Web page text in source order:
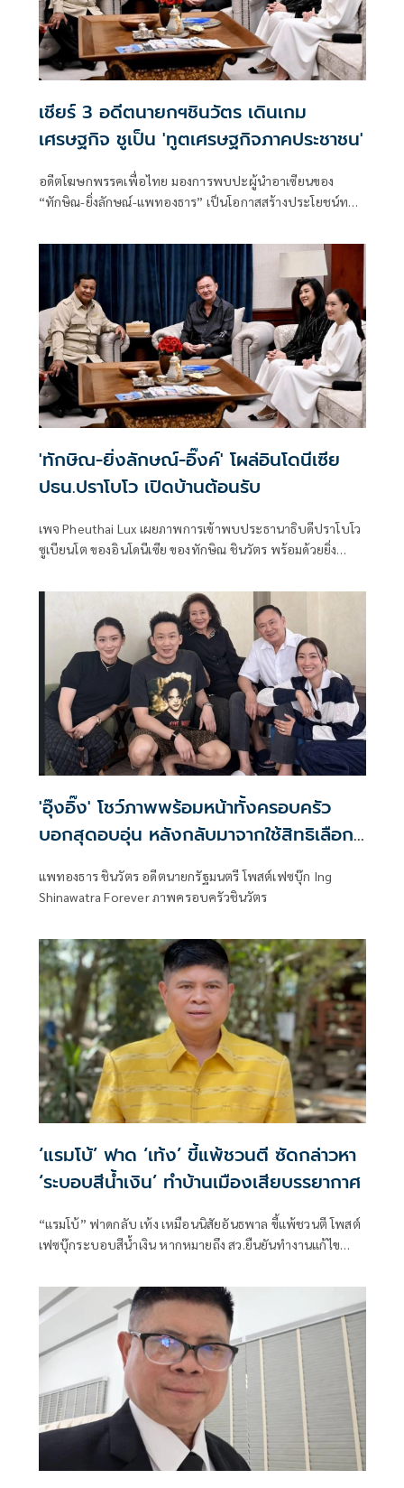
เชียร์ 3 อดีตนายกฯชินวัตร เดินเกม
เศรษฐกิจ ชูเป็น 'ทูตเศรษฐกิจภาคประชาชน'
อดีตโฆษกพรรคเพื่อไทย มองการพบปะผู้นำอาเซียนของ
“ทักษิณ-ยิ่งลักษณ์-แพทองธาร” เป็นโอกาสสร้างประโยชน์ทาง
กชันส่วนตัวช่วยเปิดตลาดใหม่ ดึงการลงทุน พร้อมวอนกลุ่มที่
จับตาเลิกมองด้วยอคติ หันมามองผลลัพธ์ต่อประชาชน
'ทักษิณ-ยิ่งลักษณ์-อิ๊งค์' โผล่อินโดนีเซีย
ปธน.ปราโบโว เปิดบ้านต้อนรับ
เพจ Pheuthai Lux เผยภาพการเข้าพบประธานาธิบดีปราโบโว
ซูเบียนโต ของอินโดนีเซีย ของทักษิณ ชินวัตร พร้อมด้วยยิ่ง
เป็นไปอย่างอบอุ่น มี
'อุ๊งอิ๊ง' โชว์ภาพพร้อมหน้าทั้งครอบครัว
บอกสุดอบอุ่น หลังกลับมาจากใช้สิทธิเลือก
แพทองธาร ชินวัตร อดีตนายกรัฐมนตรี โพสต์เฟซบุ๊ก Ing
Shinawatra Forever ภาพครอบครัวชินวัตร
‘แรมโบ้’ ฟาด ‘เท้ง’ ขี้แพ้ชวนตี ซัดกล่าวหา
‘ระบอบสีน้ำเงิน’ ทำบ้านเมืองเสียบรรยากาศ
“แรมโบ้” ฟาดกลับ เท้ง เหมือนนิสัยอันธพาล ขี้แพ้ชวนตี โพสต์
เฟซบุ๊กระบอบสีน้ำเงิน หากหมายถึง สว.ยืนยันทำงานแก้ไข
ฝ่ายค้านควรทำหน้าที่ตัวเองให้ดีก่อน ไม่ควรใส่ร้ายผู้อื่นทำให้
เสียบรรยากาศ